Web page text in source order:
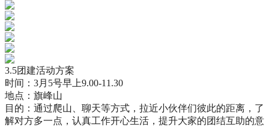
3.5团建活动方案
时间：3月5号早上9.00-11.30
地点：旗峰山
目的：通过爬山、聊天等方式，拉近小伙伴们彼此的距离，了
解对方多一点，认真工作开心生活，提升大家的团结互助的意